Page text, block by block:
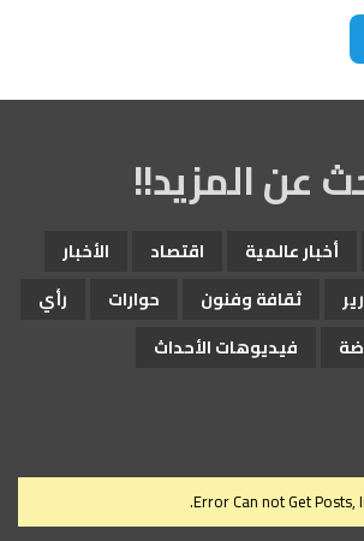
عن المزيد!!
أخبار عالمية اقتصاد
الأخبار
ثقافة وفنون حوارات
رأي
فيديوهات الأحداث
Error Can not Get